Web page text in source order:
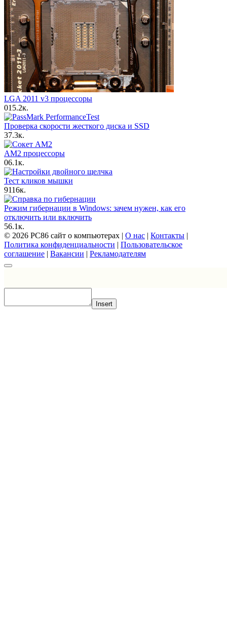
LGA 2011 v3 процессоры
015.2к.
Проверка скорости жесткого диска и SSD
37.3к.
AM2 процессоры
06.1к.
Тест кликов мышки
9116к.
Режим гибернации в Windows: зачем нужен, как его
отключить или включить
56.1к.
© 2026 PC86 сайт о компьютерах | О нас | Контакты |
Политика конфиденциальности | Пользовательское
соглашение | Вакансии | Рекламодателям
Insert